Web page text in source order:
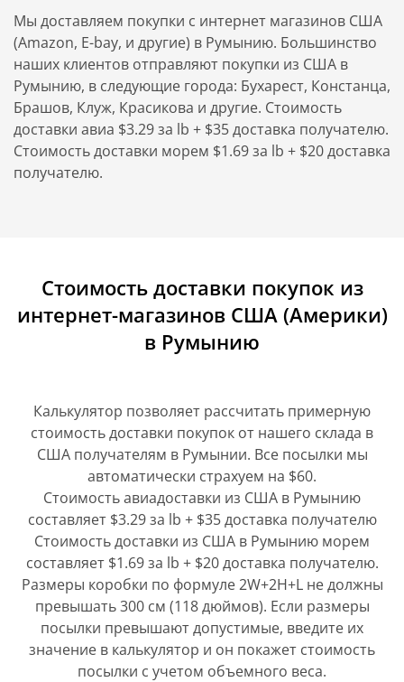
Мы доставляем покупки с интернет магазинов США
(Amazon, E-bay, и другие) в Румынию. Большинство
наших клиентов отправляют покупки из США в
Румынию, в следующие города: Бухарест, Констанца,
Брашов, Клуж, Красикова и другие. Стоимость
доставки авиа $3.29 за lb + $35 доставка получателю.
Стоимость доставки морем $1.69 за lb + $20 доставка
получателю.
Стоимость доставки покупок из
интернет-магазинов США (Америки)
в Румынию
Калькулятор позволяет рассчитать примерную
стоимость доставки покупок от нашего склада в
США получателям в Румынии. Все посылки мы
автоматически страхуем на $60.
Стоимость авиадоставки из США в Румынию
составляет $3.29 за lb + $35 доставка получателю
Стоимость доставки из США в Румынию морем
составляет $1.69 за lb + $20 доставка получателю.
Размеры коробки по формуле 2W+2H+L не должны
превышать 300 см (118 дюймов). Если размеры
посылки превышают допустимые, введите их
значение в калькулятор и он покажет стоимость
посылки с учетом объемного веса.